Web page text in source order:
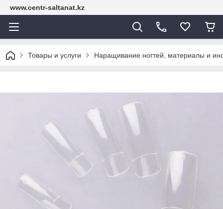
www.centr-saltanat.kz
Товары и услуги Наращивание ногтей, материалы и